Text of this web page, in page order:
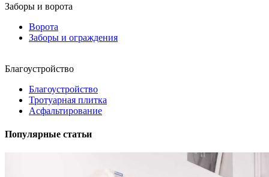
Заборы и ворота
Ворота
Заборы и ограждения
Благоустройство
Благоустройство
Тротуарная плитка
Асфальтирование
Популярные статьи